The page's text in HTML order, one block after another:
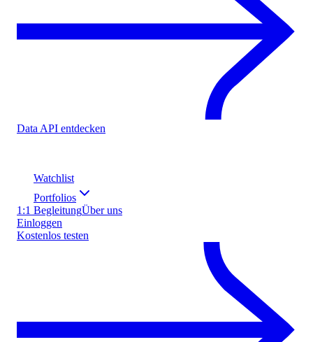
Data API entdecken
Watchlist
Portfolios
1:1 BegleitungÜber uns
Einloggen
Kostenlos testen